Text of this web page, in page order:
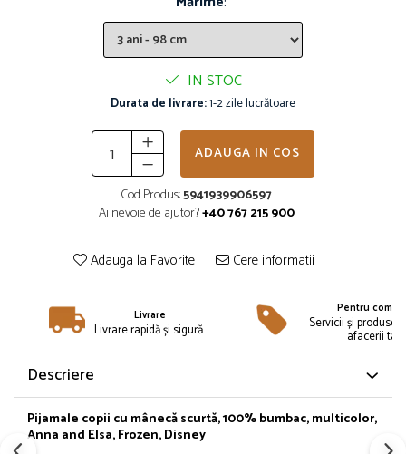
Bluze și jachete copii
Compleuri copii
Căciuli, fulare, mănuși
Lenjerie intimă și șosete
Pijamale copii
Cizme
Pantofi și încălțăminte sport
Papuci și botoșei copii
Sandale și saboți
IN STOC
Durata de livrare:1-2 zile lucrătoare
ADAUGA IN COS
Cod Produs:5941939906597
Ai nevoie de ajutor?+40 767 215 900
Adauga la Favorite Cere informatii
Livrare
Livrare rapidă și sigură.
Pentru
Servicii și produse
afacerii tale
Descriere
Pijamale copii cu mânecăscurtă, 100% bumbac, multicolor,
Anna and Elsa, Frozen, Disney